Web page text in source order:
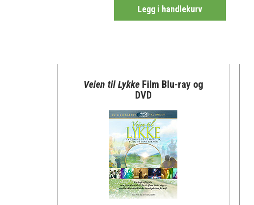
Legg i handlekurv
Veien til LykkeFilm Blu-ray og
DVD